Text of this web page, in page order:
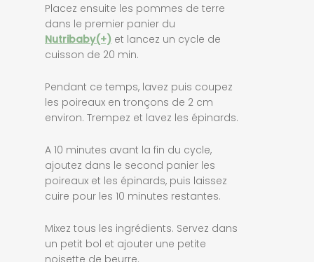
Placez ensuite les pommes de terre
dans le premier panier du
Nutribaby(+) et lancez un cycle de
cuisson de 20 min.
Pendant ce temps, lavez puis coupez
les poireaux en tronçons de 2 cm
environ. Trempez et lavez les épinards.
A 10 minutes avant la fin du cycle,
ajoutez dans le second panier les
poireaux et les épinards, puis laissez
cuire pour les 10 minutes restantes.
Mixez tous les ingrédients. Servez dans
un petit bol et ajouter une petite
noisette de beurre.